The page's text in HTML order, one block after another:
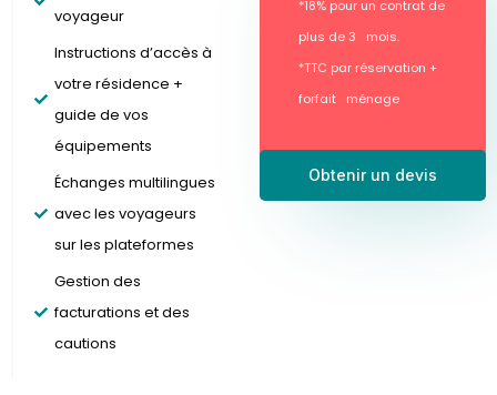
voyageur
Instructions d’accès à
votre résidence +
guide de vos
équipements
Échanges multilingues
avec les voyageurs
sur les plateformes
Gestion des
facturations et des
cautions
*18% pour un contrat de
plus de 3 mois.
*TTC par réservation +
forfait ménage
Obtenir un devis